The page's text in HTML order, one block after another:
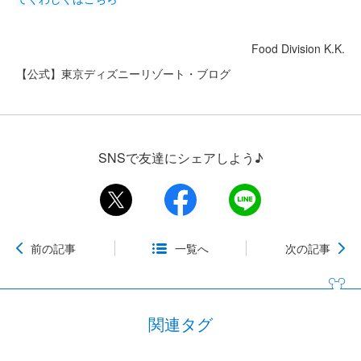
Food Division K.K.
【公式】東京ディズニーリゾート・ブログ
SNSで友達にシェアしよう♪
前の記事 一覧へ 次の記事
関連タグ